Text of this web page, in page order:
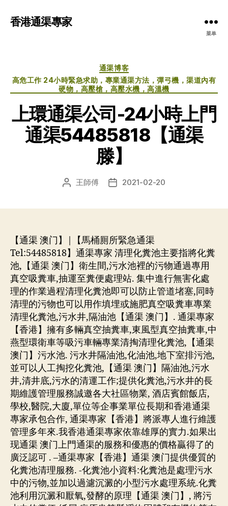
香港通渠專家
菜单
分
类
通渠博客
高危工作 24小時緊急求助，專業通渠方法，彈弓機，渠道內有
硬物，高壓槍，高壓水機，高溫機
上環通渠公司-24小時上門
通渠54485818【通渠
滕】
文 王師傅
发 2021-02-20
【通渠 澳门】|【馬桶厠所緊急通渠
Tel:54485818】通渠專家 清理化糞池主要指將化糞
池,【通渠 澳门】衛生間,污水池裡的污物通過專用
真空吸糞車,抽運至糞便處理站. 集中進行無害化處
理的作業過程清理化糞池即可以防止管道堵塞,同時
清理的污物也可以用作填埋或施肥真空吸糞車專業
清理化糞池,污水井,隔油池【通渠 澳门】. 通渠專家
【香港】擁有多輛真空抽糞車,東風型真空抽糞車,中
燕型環衛車等吸污車輛專業清掏清理化糞池,【通渠
澳门】污水池. 污水井隔油池,化油池,地下室排污池,
並可以人工掏挖化糞池,【通渠 澳门】隔油池,污水
井,清井底,污水的清運工作;提供化糞池,污水井的長
期維護管理服務誠邀各大社區物業, 酒店賓館飯店,
學校,醫院,大廈,單位等企事業單位長期和香港通渠
專家承包合作, 通渠專家【香港】將派專人進行維護
管理多年來.我香港通渠專家依靠雄厚的實力.如果出
现通渠 澳门上門通渠的服務和優惠的價格贏得了的
廣泛認可 . –通渠專家【香港】通渠 澳门提供優質的
化糞池清理服務. -化糞池小資料:化糞池是處理污水
中的污物,並加以過濾沉澱的小型污水處理系統.化糞
池利用沉澱和厭氧,發酵的原理【通渠 澳门】, 將污